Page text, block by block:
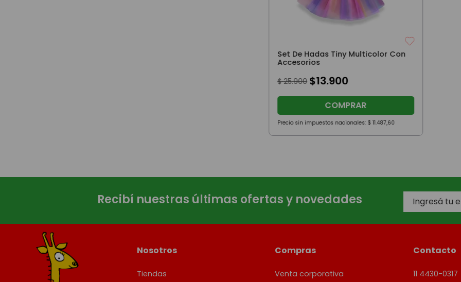
Set De Hadas Tiny Multicolor Con
Accesorios
$ 25.900 $13.900
COMPRAR
Precio sin impuestos nacionales: $ 11.487,60
Recibí nuestras últimas ofertas y novedades
Nosotros
Tiendas
Compras
Venta corporativa
Contacto
11 4430-0317